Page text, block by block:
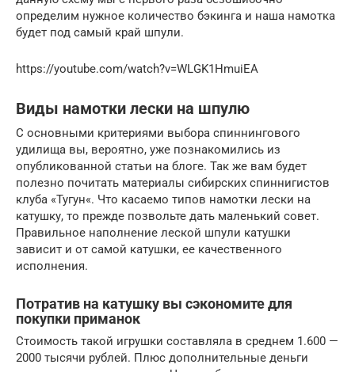
определим нужное количество бэкинга и наша намотка
будет под самый край шпули.
https://youtube.com/watch?v=WLGK1HmuiEA
Виды намотки лески на шпулю
С основными критериями выбора спиннингового
удилища вы, вероятно, уже познакомились из
опубликованной статьи на блоге. Так же вам будет
полезно почитать материалы сибирских спиннигистов
клуба «Тугун«. Что касаемо типов намотки лески на
катушку, то прежде позвольте дать маленький совет.
Правильное наполнение леской шпули катушки
зависит и от самой катушки, ее качественного
исполнения.
Потратив на катушку вы сэкономите для
покупки приманок
Стоимость такой игрушки составляла в среднем 1.600 —
2000 тысячи рублей. Плюс дополнительные деньги